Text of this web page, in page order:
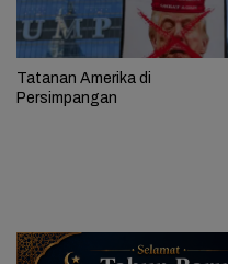
Tatanan Amerika di
Persimpangan